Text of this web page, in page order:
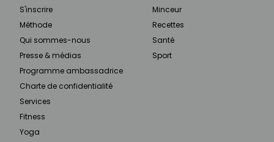
S'inscrire
Méthode
Qui sommes-nous
Presse & médias
Programme ambassadrice
Charte de confidentialité
Services
Fitness
Yoga
Minceur
Recettes
Santé
Sport